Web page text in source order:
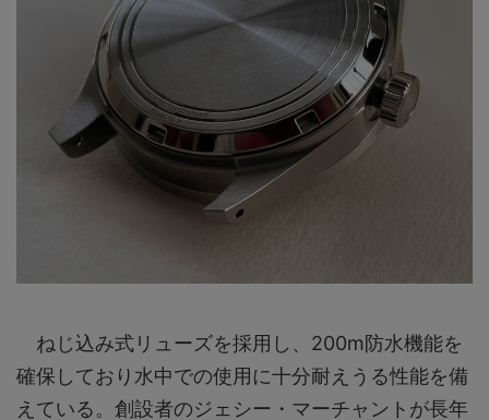
ねじ込み式リューズを採用し、200m防水機能を
確保しており水中での使用に十分耐えうる性能を備
えている。創設者のジェシー・マーチャントが長年